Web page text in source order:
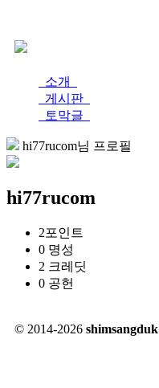
소개
게시판
토막글
hi77rucom님 프로필
hi77rucom
2포인트
0 명성
2 크레딧
0 공헌
© 2014-2026 shimsangduk